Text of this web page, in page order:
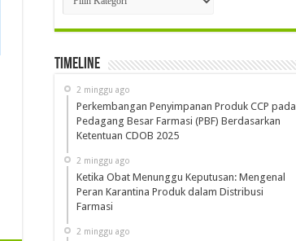
Timeline
2 minggu ago
Perkembangan Penyimpanan Produk CCP pada
Pedagang Besar Farmasi (PBF) Berdasarkan
Ketentuan CDOB 2025
2 minggu ago
Ketika Obat Menunggu Keputusan: Mengenal
Peran Karantina Produk dalam Distribusi
Farmasi
2 minggu ago